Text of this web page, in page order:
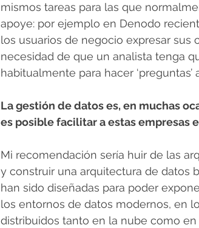
mismos tareas para las que
apoye: por ejemplo en Denodo
los usuarios de negocio expresar sus
necesidad de que un analista tenga
habitualmente para hacer ‘preguntas’
La gestión de datos es, en muchas
es posible facilitar a estas empresas
Mi recomendación sería huir de las
y construir una arquitectura de datos
han sido diseñadas para poder
los entornos de datos modernos, en
distribuidos tanto en la nube como